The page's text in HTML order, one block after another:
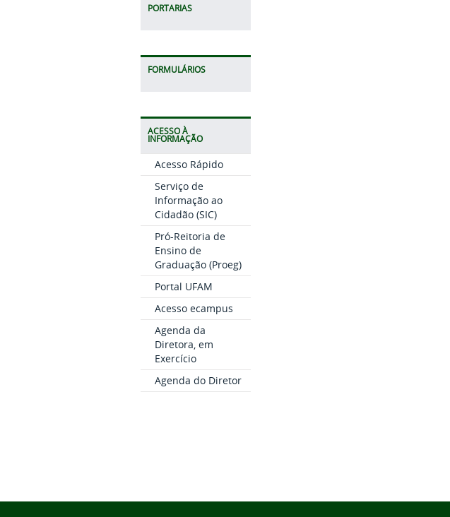
PORTARIAS
FORMULÁRIOS
ACESSO À
INFORMAÇÃO
Acesso Rápido
Serviço de
Informação ao
Cidadão (SIC)
Pró-Reitoria de
Ensino de
Graduação (Proeg)
Portal UFAM
Acesso ecampus
Agenda da
Diretora, em
Exercício
Agenda do Diretor